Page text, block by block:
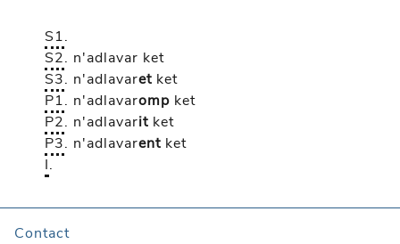
S1.
S2. n'adlavar ket
S3. n'adlavaret ket
P1. n'adlavaromp ket
P2. n'adlavarit ket
P3. n'adlavarent ket
I.
Contact